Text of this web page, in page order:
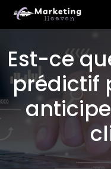
Est-ce
prédictif